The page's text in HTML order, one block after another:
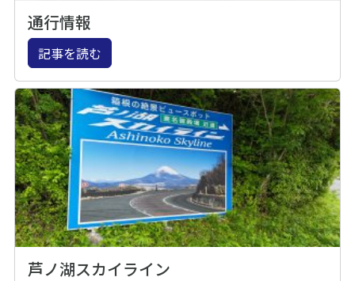
通行情報
記事を読む
芦ノ湖スカイライン